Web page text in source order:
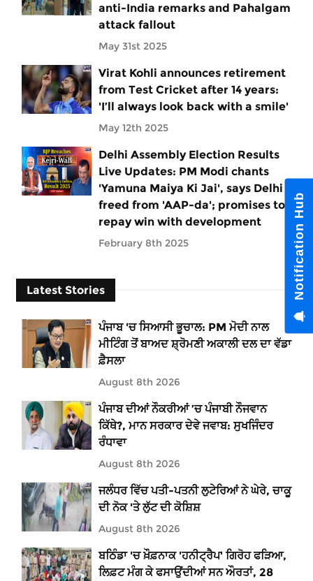
anti-India remarks and Pahalgam
attack fallout
May 31st 2025
Virat Kohli announces retirement
from Test Cricket after 14 years:
'I’ll always look back with a smile'
May 12th 2025
Delhi Assembly Election Results
Live Updates: PM Modi chants
'Yamuna Maiya Ki Jai', says Delhi
freed from 'AAP-da'; promises to
repay win with development
February 8th 2025
Latest Stories
ਪੰਜਾਬ 'ਚ ਸਿਆਸੀ ਭੂਚਾਲ: PM ਮੋਦੀ ਨਾਲ
ਮੀਟਿੰਗ ਤੋਂ ਬਾਅਦ ਸ਼੍ਰੋਮਣੀ ਅਕਾਲੀ ਦਲ ਦਾ ਵੱਡਾ
ਫ਼ੈਸਲਾ
August 8th 2026
ਪੰਜਾਬ ਦੀਆਂ ਨੌਕਰੀਆਂ ’ਚ ਪੰਜਾਬੀ ਨੌਜਵਾਨ
ਕਿੱਥੇ?, ਮਾਨ ਸਰਕਾਰ ਦੇਵੇ ਜਵਾਬ: ਸੁਖਜਿੰਦਰ
ਰੰਧਾਵਾ
August 8th 2026
ਜਲੰਧਰ ਵਿੱਚ ਪਤੀ-ਪਤਨੀ ਲੁਟੇਰਿਆਂ ਨੇ ਘੇਰੇ, ਚਾਕੂ
ਦੀ ਨੋਕ 'ਤੇ ਲੁੱਟ ਦੀ ਕੋਸ਼ਿਸ਼
August 8th 2026
ਬਠਿੰਡਾ 'ਚ ਖ਼ੌਫ਼ਨਾਕ 'ਹਨੀਟ੍ਰੈਪ' ਗਿਰੋਹ ਫੜਿਆ,
ਲਿਫ਼ਟ ਮੰਗ ਕੇ ਫਸਾਉਂਦੀਆਂ ਸਨ ਔਰਤਾਂ, 28
Notification Hub